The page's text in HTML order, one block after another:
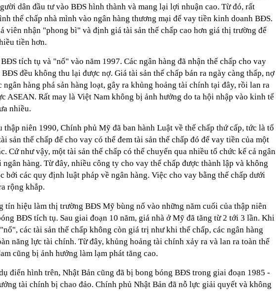
dân đầu tư vào BĐS hình thành và mang lại lợi nhuận cao. Từ đó, rất
thế chấp nhà mình vào ngân hàng thương mại để vay tiền kinh doanh BĐS.
viên nhận "phong bì" và định giá tài sản thế chấp cao hơn giá thị trường để
tiền hơn.
tích tụ và "nổ" vào năm 1997. Các ngân hàng đã nhận thế chấp cho vay
đều không thu lại được nợ. Giá tài sản thế chấp bán ra ngày càng thấp, nợ
ngân hàng phá sản hàng loạt, gây ra khủng hoảng tài chính tại đây, rồi lan ra
ASEAN. Rất may là Việt Nam không bị ảnh hưởng do ta hội nhập vào kinh tế
nhiều.
thập niên 1990, Chính phủ Mỹ đã ban hành Luật về thế chấp thứ cấp, tức là tổ
sản thế chấp để cho vay có thể đem tài sản thế chấp đó để vay tiền của một
Cứ như vậy, một tài sản thế chấp có thể chuyển qua nhiều tổ chức kể cả ngân
ngân hàng. Từ đây, nhiều công ty cho vay thế chấp được thành lập và không
bởi các quy định luật pháp về ngân hàng. Việc cho vay bằng thế chấp dưới
rộng khắp.
tín hiệu làm thị trường BĐS Mỹ bùng nổ vào những năm cuối của thập niên
BĐS tích tụ. Sau giai đoạn 10 năm, giá nhà ở Mỹ đã tăng từ 2 tới 3 lần. Khi
các tài sản thế chấp không còn giá trị như khi thế chấp, các ngân hàng
năng lực tài chính. Từ đây, khủng hoảng tài chính xảy ra và lan ra toàn thế
cũng bị ảnh hưởng làm lạm phát tăng cao.
điển hình trên, Nhật Bản cũng đã bị bong bóng BĐS trong giai đoạn 1985 -
tài chính bị chao đảo. Chính phủ Nhật Bản đã nỗ lực giải quyết và không